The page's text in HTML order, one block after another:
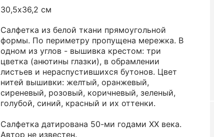
30,5х36,2 см
Салфетка из белой ткани прямоугольной
формы. По периметру пропущена мережка. В
одном из углов - вышивка крестом: три
цветка (анютины глазки), в обрамлении
листьев и нераспустившихся бутонов. Цвет
нитей вышивки: желтый, оранжевый,
сиреневый, розовый, коричневый, зеленый,
голубой, синий, красный и их оттенки.
Салфетка датирована 50-ми годами ХХ века.
Автор не известен.